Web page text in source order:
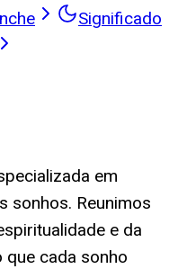
Significado
em
sonhos. Reunimos
e da
que cada sonho